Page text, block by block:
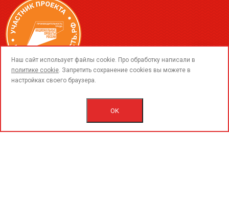
call
Наш сайт использует файлы cookie. Про обработку написали в
политике cookie. Запретить сохранение cookies вы можете в
настройках своего браузера.
OK